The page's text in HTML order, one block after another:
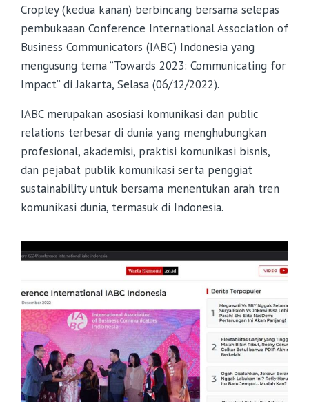
Cropley (kedua kanan) berbincang bersama selepas
pembukaaan Conference International Association of
Business Communicators (IABC) Indonesia yang
mengusung tema “Towards 2023: Communicating for
Impact” di Jakarta, Selasa (06/12/2022).
IABC merupakan asosiasi komunikasi dan public
relations terbesar di dunia yang menghubungkan
profesional, akademisi, praktisi komunikasi bisnis,
dan pejabat publik komunikasi serta penggiat
sustainability untuk bersama menentukan arah tren
komunikasi dunia, termasuk di Indonesia.